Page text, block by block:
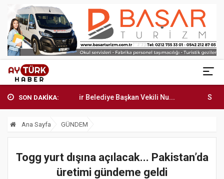
SON DAKİKA:
Belediye Başkan Vekili Nu... Silivri
Ana Sayfa GÜNDEM
Togg yurt dışına açılacak... Pakistan’da
üretimi gündeme geldi